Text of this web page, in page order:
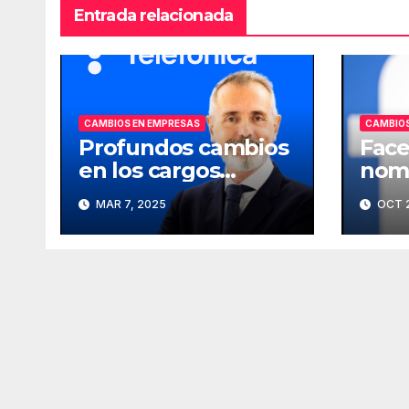
Entrada relacionada
CAMBIOS EN EMPRESAS
Profundos cambios
en los cargos
directivos de
Telefónica
MAR 7, 2025 OCT